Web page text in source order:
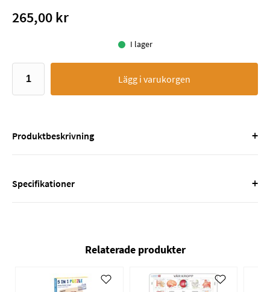
265,00 kr
I lager
Lägg i varukorgen
Produktbeskrivning +
Specifikationer +
Relaterade produkter